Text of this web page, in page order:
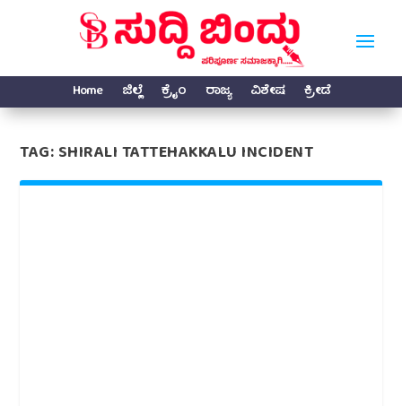
Home ಜಿಲ್ಲೆ ಕ್ರೈಂ ರಾಜ್ಯ ವಿಶೇಷ ಕ್ರೀಡೆ
TAG:SHIRALI TATTEHAKKALU INCIDENT